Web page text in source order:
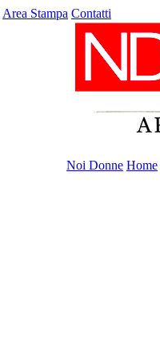
Area Stampa Contatti
Noi Donne Home